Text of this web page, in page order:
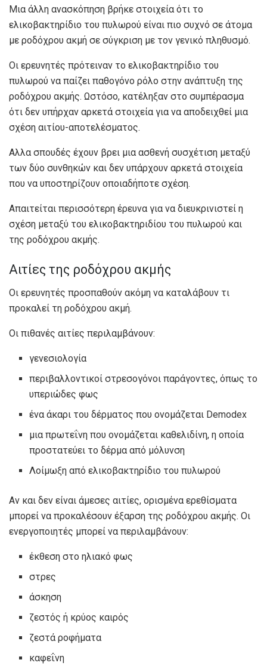
Μια άλλη ανασκόπηση βρήκε στοιχεία ότι το
ελικοβακτηρίδιο του πυλωρού είναι πιο συχνό σε άτομα
με ροδόχρου ακμή σε σύγκριση με τον γενικό πληθυσμό.
Οι ερευνητές πρότειναν το ελικοβακτηρίδιο του
πυλωρού να παίζει παθογόνο ρόλο στην ανάπτυξη της
ροδόχρου ακμής. Ωστόσο, κατέληξαν στο συμπέρασμα
ότι δεν υπήρχαν αρκετά στοιχεία για να αποδειχθεί μια
σχέση αιτίου-αποτελέσματος.
Αλλα σπουδές έχουν βρει μια ασθενή συσχέτιση μεταξύ
των δύο συνθηκών και δεν υπάρχουν αρκετά στοιχεία
που να υποστηρίζουν οποιαδήποτε σχέση.
Απαιτείται περισσότερη έρευνα για να διευκρινιστεί η
σχέση μεταξύ του ελικοβακτηριδίου του πυλωρού και
της ροδόχρου ακμής.
Αιτίες της ροδόχρου ακμής
Οι ερευνητές προσπαθούν ακόμη να καταλάβουν τι
προκαλεί τη ροδόχρου ακμή.
Οι πιθανές αιτίες περιλαμβάνουν:
γενεσιολογία
περιβαλλοντικοί στρεσογόνοι παράγοντες, όπως το
υπεριώδες φως
ένα άκαρι του δέρματος που ονομάζεται Demodex
μια πρωτεΐνη που ονομάζεται καθελιδίνη, η οποία
προστατεύει το δέρμα από μόλυνση
Λοίμωξη από ελικοβακτηρίδιο του πυλωρού
Αν και δεν είναι άμεσες αιτίες, ορισμένα ερεθίσματα
μπορεί να προκαλέσουν έξαρση της ροδόχρου ακμής. Οι
ενεργοποιητές μπορεί να περιλαμβάνουν:
έκθεση στο ηλιακό φως
στρες
άσκηση
ζεστός ή κρύος καιρός
ζεστά ροφήματα
καφεΐνη